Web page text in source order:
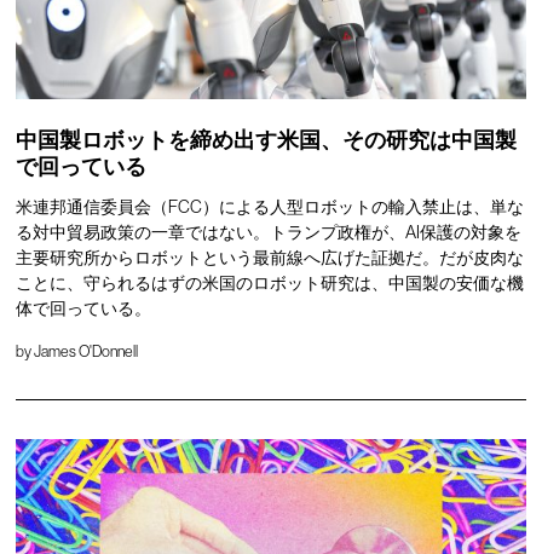
中国製ロボットを締め出す米国、その研究は中国製
で回っている
米連邦通信委員会（FCC）による人型ロボットの輸入禁止は、単な
る対中貿易政策の一章ではない。トランプ政権が、AI保護の対象を
主要研究所からロボットという最前線へ広げた証拠だ。だが皮肉な
ことに、守られるはずの米国のロボット研究は、中国製の安価な機
体で回っている。
byJames O'Donnell